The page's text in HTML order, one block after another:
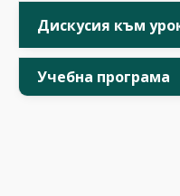
Дискусия към
Учебна програма